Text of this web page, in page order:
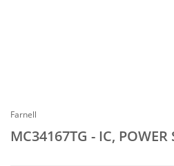
Farnell
MC34167TG - IC, POWER